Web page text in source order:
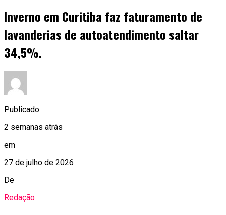
Inverno em Curitiba faz faturamento de
lavanderias de autoatendimento saltar
34,5%.
Publicado
2 semanas atrás
em
27 de julho de 2026
De
Redação